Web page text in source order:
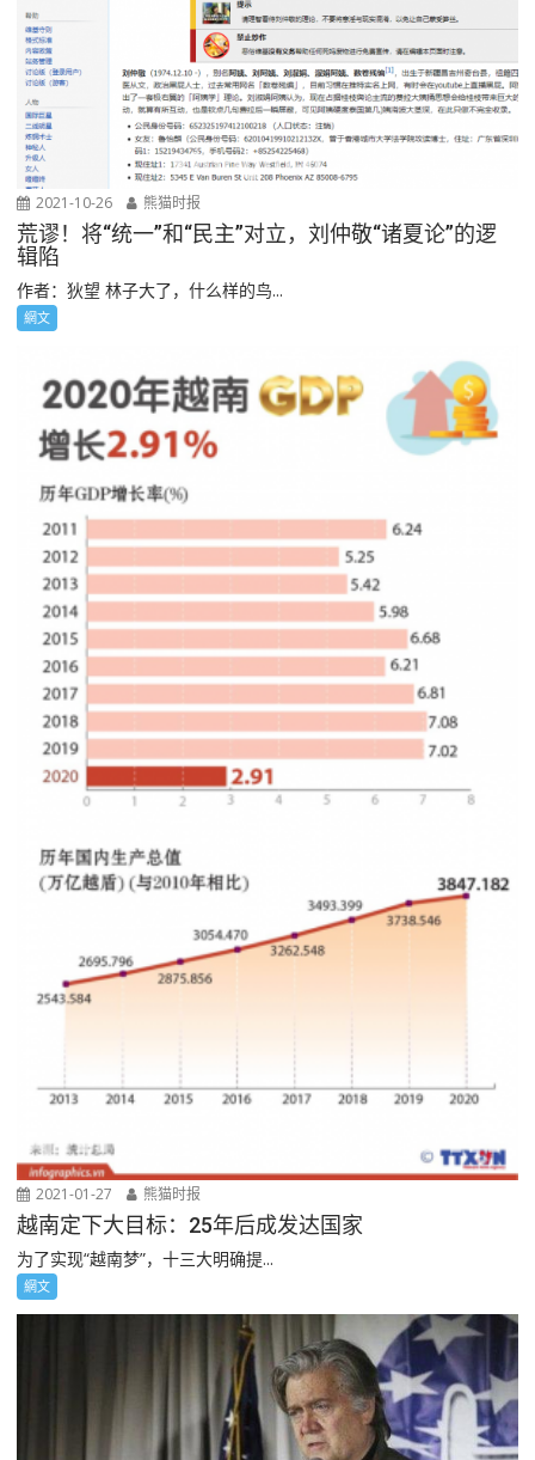
2021-10-26 熊猫时报
荒谬！将“统一”和“民主”对立，刘仲敬“诸夏论”的逻
辑陷
作者：狄望 林子大了，什么样的鸟...
網文
2021-01-27 熊猫时报
越南定下大目标：25年后成发达国家
为了实现“越南梦”，十三大明确提...
網文